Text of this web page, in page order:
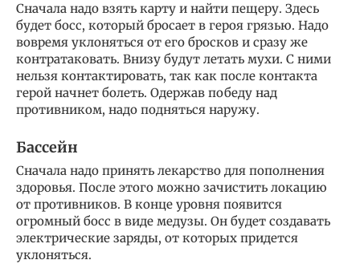
Сначала надо взять карту и найти пещеру. Здесь
будет босс, который бросает в героя грязью. Надо
вовремя уклоняться от его бросков и сразу же
контратаковать. Внизу будут летать мухи. С ними
нельзя контактировать, так как после контакта
герой начнет болеть. Одержав победу над
противником, надо подняться наружу.
Бассейн
Сначала надо принять лекарство для пополнения
здоровья. После этого можно зачистить локацию
от противников. В конце уровня появится
огромный босс в виде медузы. Он будет создавать
электрические заряды, от которых придется
уклоняться.